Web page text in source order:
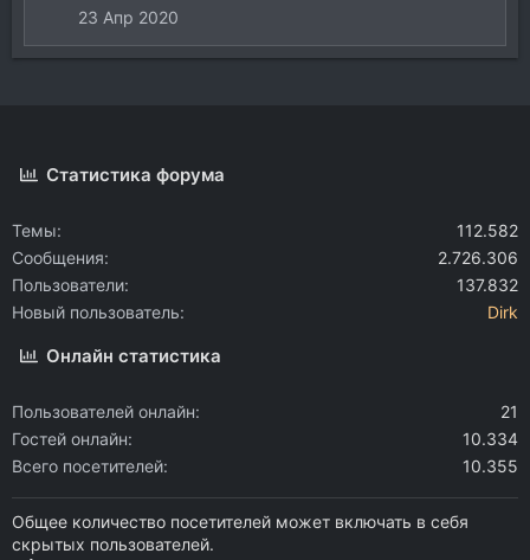
23 Апр 2020
Статистика форума
Темы
112.582
Сообщения
2.726.306
Пользователи
137.832
Новый пользователь
Dirk
Онлайн статистика
Пользователей онлайн
21
Гостей онлайн
10.334
Всего посетителей
10.355
Общее количество посетителей может включать в себя
скрытых пользователей.